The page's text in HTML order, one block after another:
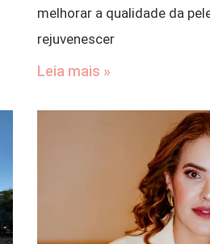
melhorar a qualidade da
rejuvenescer
Leia mais »